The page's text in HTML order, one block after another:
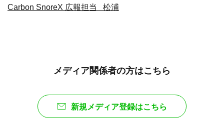
Carbon SnoreX 広報担当 松浦
メディア関係者の方はこちら
新規メディア登録はこちら